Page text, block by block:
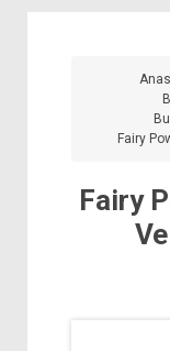
Fairy
Fairy